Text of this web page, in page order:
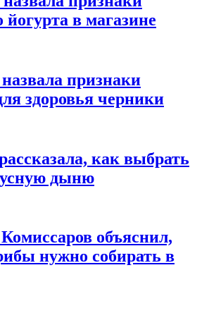
йогурта в магазине
признаки
здоровья черники
как выбрать
дыню
объяснил,
нужно собирать в